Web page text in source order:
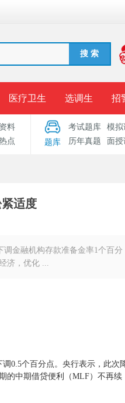
搜 索
医疗卫生 选调生 招
成绩查询 录用公示 考
料
点 题库
考试题库
模拟
历年真题
面授
适度
机构存款准备金率1个百分
济，优化 ...
0.5个百分点。央行表示，此次
的中期借贷便利（MLF）不再续